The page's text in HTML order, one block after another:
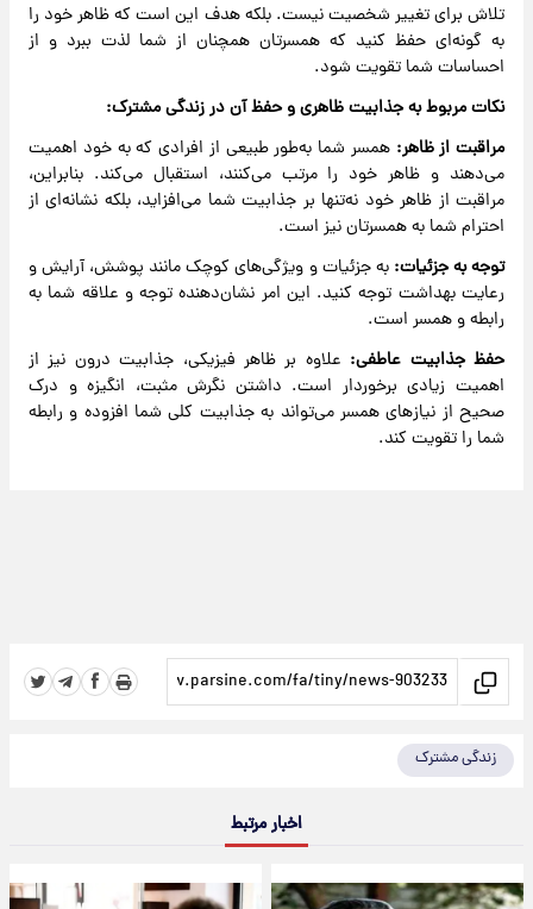
تلاش برای تغییر شخصیت نیست. بلکه هدف این است که ظاهر خود را
به گونه‌ای حفظ کنید که همسرتان همچنان از شما لذت ببرد و از
احساسات شما تقویت شود.
نکات مربوط به جذابیت ظاهری و حفظ آن در زندگی مشترک:
مراقبت از ظاهر: همسر شما به‌طور طبیعی از افرادی که به خود اهمیت
می‌دهند و ظاهر خود را مرتب می‌کنند، استقبال می‌کند. بنابراین،
مراقبت از ظاهر خود نه‌تنها بر جذابیت شما می‌افزاید، بلکه نشانه‌ای از
احترام شما به همسرتان نیز است.
توجه به جزئیات: به جزئیات و ویژگی‌های کوچک مانند پوشش، آرایش و
رعایت بهداشت توجه کنید. این امر نشان‌دهنده توجه و علاقه شما به
رابطه و همسر است.
حفظ جذابیت عاطفی: علاوه بر ظاهر فیزیکی، جذابیت درون نیز از
اهمیت زیادی برخوردار است. داشتن نگرش مثبت، انگیزه و درک
صحیح از نیازهای همسر می‌تواند به جذابیت کلی شما افزوده و رابطه
شما را تقویت کند.
زندگی مشترک
اخبار مرتبط